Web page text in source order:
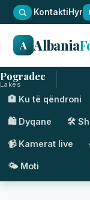
·KontaktiHyr
A Albania
Pogradec
Lakes
🏨 Ku të qëndroni
🛍️ Dyqane 🛠️
📹 Kamerat live
🌤️ Moti